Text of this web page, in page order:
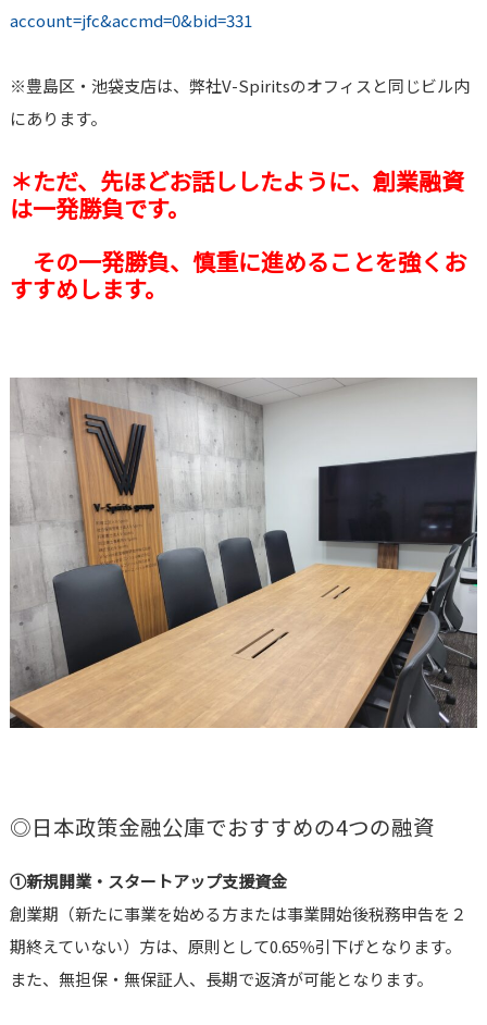
account=jfc&accmd=0&bid=331
※豊島区・池袋支店は、弊社V-Spiritsのオフィスと同じビル内
にあります。
＊ただ、先ほどお話ししたように、創業融資
は一発勝負です。
その一発勝負、慎重に進めることを強くお
すすめします。
◎日本政策金融公庫でおすすめの4つの融資
①新規開業・スタートアップ支援資金
創業期（新たに事業を始める方または事業開始後税務申告を２
期終えていない）方は、原則として0.65％引下げとなります。
また、無担保・無保証人、長期で返済が可能となります。